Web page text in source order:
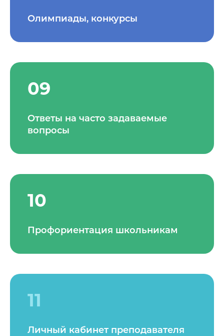
Олимпиады, конкурсы
09
Ответы на часто задаваемые
вопросы
10
Профориентация школьникам
11
Личный кабинет преподавателя